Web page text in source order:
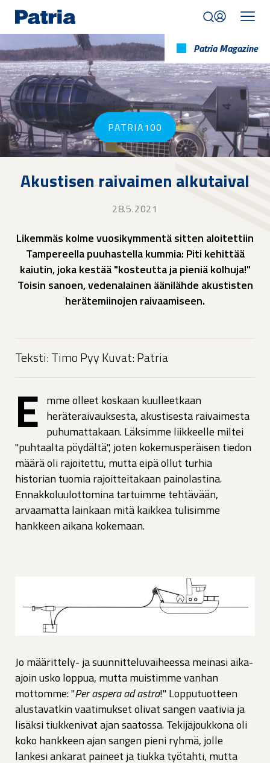
main
content
Patria Magazine
PATRIA100
Akustisen raivaimen alkutaival
28.5.2021
Likemmäs kolme vuosikymmentä sitten aloitettiin
Tampereella puuhastella kummia: Piti kehittää
kaiutin, joka kestää "kosteutta ja pieniä kolhuja!"
Toisin sanoen, vedenalainen äänilähde akustisten
herätemiinojen raivaamiseen.
Teksti: Timo Pyy Kuvat: Patria
E mme olleet koskaan kuulleetkaan
heräteraivauksesta, akustisesta raivaimesta
puhumattakaan. Läksimme liikkeelle miltei
"puhtaalta pöydältä", joten kokemusperäisen tiedon
määrä oli rajoitettu, mutta eipä ollut turhia
historian tuomia rajoitteitakaan painolastina.
Ennakkoluulottomina tartuimme tehtävään,
arvaamatta lainkaan mitä kaikkea tulisimme
hankkeen aikana kokemaan.
Jo määrittely- ja suunnitteluvaiheessa meinasi aika-
ajoin usko loppua, mutta muistimme vanhan
mottomme: "Per aspera ad astra!" Lopputuotteen
alustavatkin vaatimukset olivat sangen vaativia ja
lisäksi tiukkenivat ajan saatossa. Tekijäjoukkona oli
koko hankkeen ajan sangen pieni ryhmä, jolle
lankesi ankarat paineet ja tiukka työtahti, mutta